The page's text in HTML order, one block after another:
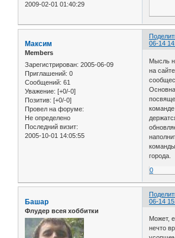
2009-02-01 01:40:29
06-14
Максим
Members
Зарегистрирован: 2005-06-09
Приглашений: 0
Сообщений: 61
Уважение: [+0/-0]
Позитив: [+0/-0]
Провел на форуме:
Не определено
Последний визит:
2005-10-01 14:05:55
Мысль
на
города.
0
06-14
Башар
Флудер всея хоббитки
Может,
нечто